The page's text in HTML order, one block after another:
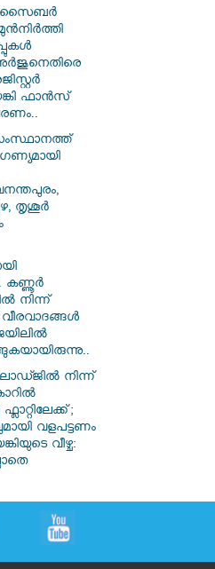
സൈബര്‍
ഫാൻസ്
തൃശൂർ
കണ്ണൂര്‍
നിന്ന്
വീരവാദങ്ങൾ
ലോഡ്ജിൽ നിന്ന്
വളപട്ടണം
വീഴ്ച: